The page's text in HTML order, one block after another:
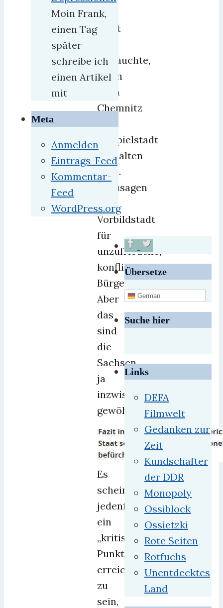
das
Wort
auftauchte,
wenn
auch
Chemnitz
Beispielstadt
herhalten
muß.
Sozusagen
Vorbildstadt
für
unzufriedene,
konfliktbereite
Bürger.
Aber
das
sind
die
Sachsen
ja
inzwischen
gewöhnt.
Es
scheint
jedenfalls
ein
„kritischer
Punkt“
erreicht
zu
sein,
Moin Frank,
einen Tag
später
schreibe ich
einen Artikel
mit
Meta
Anmelden
Eintrags-Feed
Kommentar-
Feed
WordPress.org
Übersetze
German
Suche hier
Links
DEFA
Filmwelt
Gedanken zur
Zeit
Kundschafter
der DDR
Monopoly
Ossiblock
Ossietzki
Rote Seiten
Rotfuchs
Unentdecktes
Land